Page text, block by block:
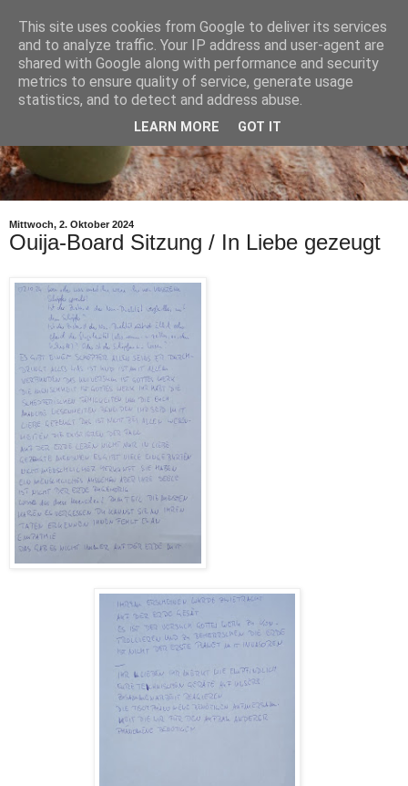
Mittwoch, 2. Oktober 2024
Ouija-Board Sitzung / In Liebe gezeugt
This site uses cookies from Google to deliver its services
and to analyze traffic. Your IP address and user-agent are
shared with Google along with performance and security
metrics to ensure quality of service, generate usage
statistics, and to detect and address abuse.
LEARN MORE GOT IT